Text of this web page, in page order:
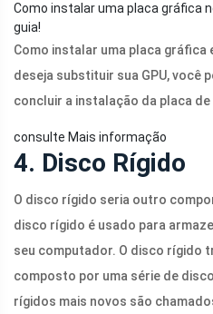
Como instalar uma placa gráfica
guia!
Como instalar uma placa gráfica
deseja substituir sua GPU, você
concluir a instalação da placa de
consulte Mais informação
4. Disco Rígido
O disco rígido seria outro
disco rígido é usado para
seu computador. O disco rígido
composto por uma série de
rígidos mais novos são